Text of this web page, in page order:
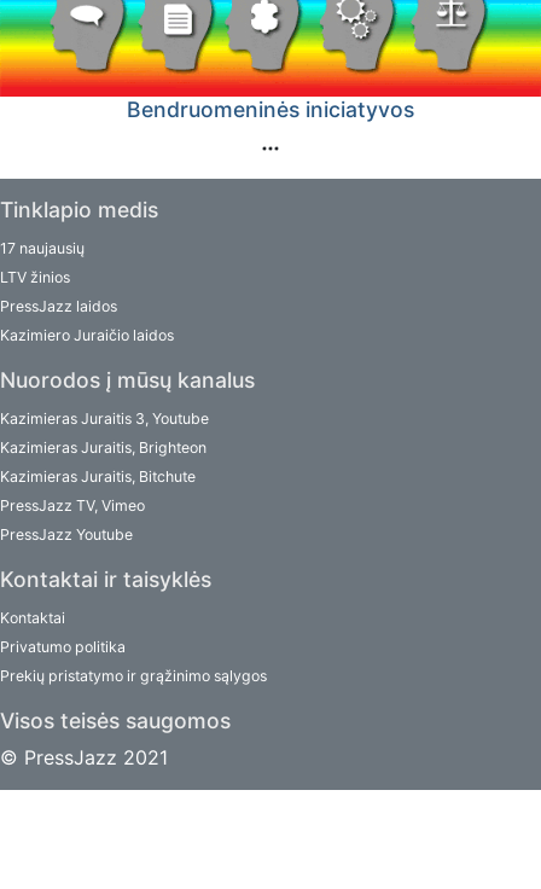
Bendruomeninės iniciatyvos
Tinklapio medis
17 naujausių
LTV žinios
PressJazz laidos
Kazimiero Juraičio laidos
Nuorodos į mūsų kanalus
Kazimieras Juraitis 3, Youtube
Kazimieras Juraitis, Brighteon
Kazimieras Juraitis, Bitchute
PressJazz TV, Vimeo
PressJazz Youtube
Kontaktai ir taisyklės
Kontaktai
Privatumo politika
Prekių pristatymo ir grąžinimo sąlygos
Visos teisės saugomos
© PressJazz 2021